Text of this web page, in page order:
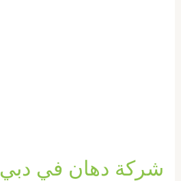
شركة دهان في دبي